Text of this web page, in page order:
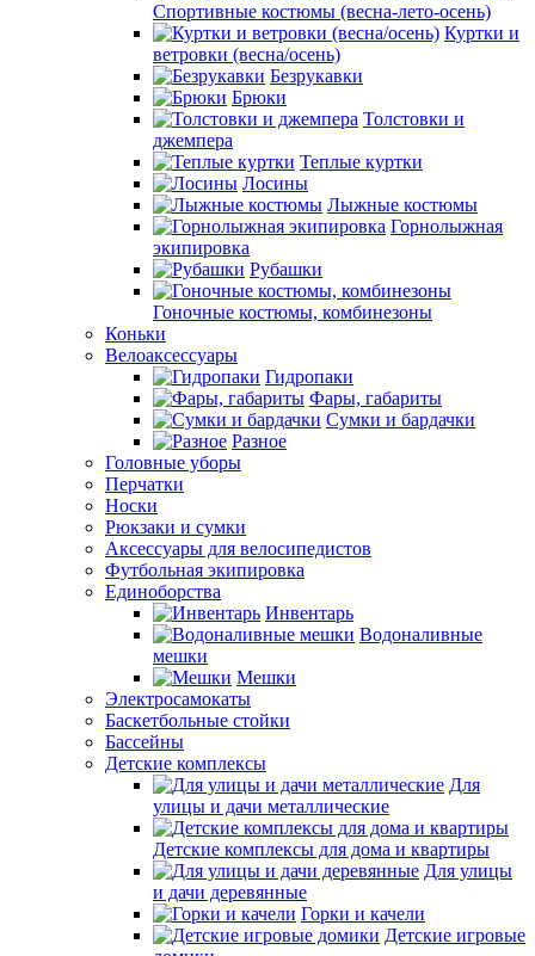
Спортивные костюмы (весна-лето-осень)
Куртки и
ветровки (весна/осень)
Безрукавки
Брюки
Толстовки и
джемпера
Теплые куртки
Лосины
Лыжные костюмы
Горнолыжная
экипировка
Рубашки
Гоночные костюмы, комбинезоны
Коньки
Велоаксессуары
Гидропаки
Фары, габариты
Сумки и бардачки
Разное
Головные уборы
Перчатки
Носки
Рюкзаки и сумки
Аксессуары для велосипедистов
Футбольная экипировка
Единоборства
Инвентарь
Водоналивные
мешки
Мешки
Электросамокаты
Баскетбольные стойки
Бассейны
Детские комплексы
Для
улицы и дачи металлические
Детские комплексы для дома и квартиры
Для улицы
и дачи деревянные
Горки и качели
Детские игровые